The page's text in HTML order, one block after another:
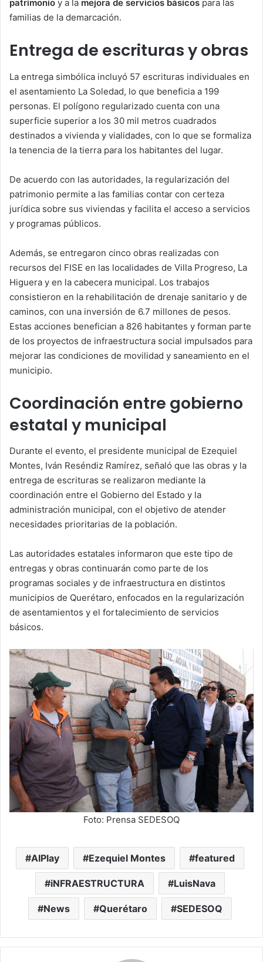
patrimonio y a la mejora de servicios básicos para las
familias de la demarcación.
Entrega de escriturasy obras
La entrega simbólica incluyó 57 escrituras individuales en
el asentamiento La Soledad, lo que beneficia a 199
personas. El polígono regularizado cuenta con una
superficie superior a los 30 mil metros cuadrados
destinados a vivienda y vialidades, con lo que se formaliza
la tenencia de la tierra para los habitantes del lugar.
De acuerdo con las autoridades, la regularización del
patrimonio permite a las familias contar con certeza
jurídica sobre sus viviendas y facilita el acceso a servicios
y programas públicos.
Además, se entregaron cinco obras realizadas con
recursos del FISE en las localidades de Villa Progreso, La
Higuera y en la cabecera municipal. Los trabajos
consistieron en la rehabilitación de drenaje sanitario y de
caminos, con una inversión de 6.7 millones de pesos.
Estas acciones benefician a 826 habitantes y forman parte
de los proyectos de infraestructura social impulsados para
mejorar las condiciones de movilidad y saneamiento en el
municipio.
Coordinación entre gobierno
estatal y municipal
Durante el evento, el presidente municipal de Ezequiel
Montes, Iván Reséndiz Ramírez, señaló que las obras y la
entrega de escrituras se realizaron mediante la
coordinación entre el Gobierno del Estado y la
administración municipal, con el objetivo de atender
necesidades prioritarias de la población.
Las autoridades estatales informaron que este tipo de
entregas y obras continuarán como parte de los
programas sociales y de infraestructura en distintos
municipios de Querétaro, enfocados en la regularización
de asentamientos y el fortalecimiento de servicios
básicos.
Foto: Prensa SEDESOQ
AIPlay Ezequiel Montes featured
iNFRAESTRUCTURA LuisNava
News Querétaro SEDESOQ